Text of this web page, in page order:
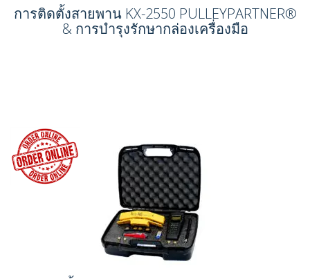
การติดตั้งสายพาน KX-2550 PULLEYPARTNER®
& การบำรุงรักษากล่องเครื่องมือ